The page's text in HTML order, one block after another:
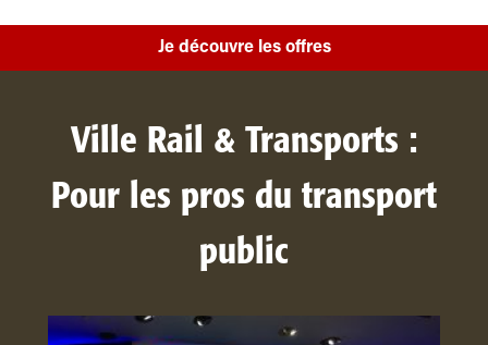
Je découvre les offres
Ville Rail & Transports :
Pour les pros du transport
public